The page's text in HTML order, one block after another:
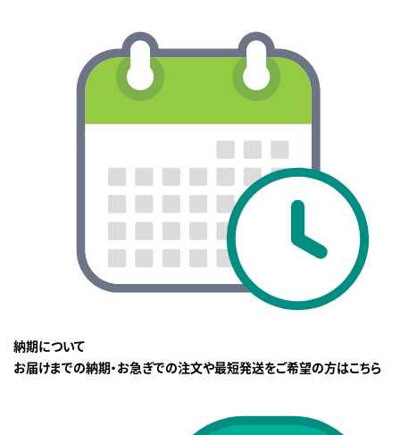
納期について
お届けまでの納期・お急ぎでの注文や最短発送をご希望の方はこちら